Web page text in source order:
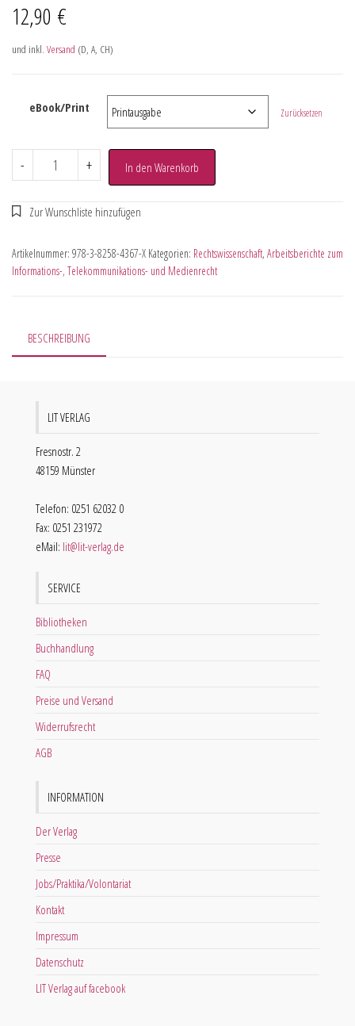
12,90 €
und inkl. Versand (D, A, CH)
eBook/Print Zurücksetzen
- + In den Warenkorb
Artikelnummer: 978-3-8258-4367-X Kategorien: Rechtswissenschaft, Arbeitsberichte zum
Informations-, Telekommunikations- und Medienrecht
BESCHREIBUNG
LIT VERLAG
Fresnostr. 2
48159 Münster
Telefon: 0251 62032 0
Fax: 0251 231972
eMail: lit@lit-verlag.de
SERVICE
Bibliotheken
Buchhandlung
FAQ
Preise und Versand
Widerrufsrecht
AGB
INFORMATION
Der Verlag
Presse
Jobs/Praktika/Volontariat
Kontakt
Impressum
Datenschutz
LIT Verlag auf facebook